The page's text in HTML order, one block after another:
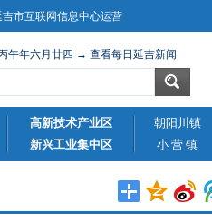
市互联网信息中心运营
午年六月廿四 → 查看每日延吉新闻
高新技术产业区 朝阳川镇
新兴工业集中区 小 营 镇